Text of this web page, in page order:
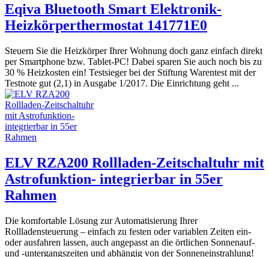
Eqiva Bluetooth Smart Elektronik-
Heizkörperthermostat 141771E0
Steuern Sie die Heizkörper Ihrer Wohnung doch ganz einfach direkt
per Smartphone bzw. Tablet-PC! Dabei sparen Sie auch noch bis zu
30 % Heizkosten ein! Testsieger bei der Stiftung Warentest mit der
Testnote gut (2,1) in Ausgabe 1/2017. Die Einrichtung geht ...
ELV RZA200 Rollladen-Zeitschaltuhr mit
Astrofunktion- integrierbar in 55er
Rahmen
Die komfortable Lösung zur Automatisierung Ihrer
Rollladensteuerung – einfach zu festen oder variablen Zeiten ein-
oder ausfahren lassen, auch angepasst an die örtlichen Sonnenauf-
und -untergangszeiten und abhängig von der Sonneneinstrahlung!